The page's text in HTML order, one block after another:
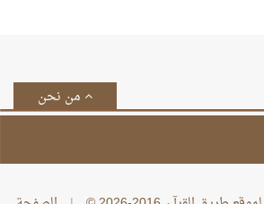
من نحن